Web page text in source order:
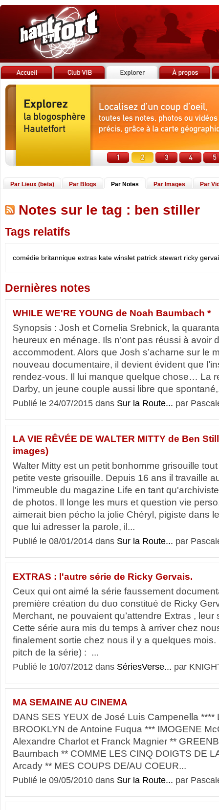
Par Lieux (beta) Par Blogs Par Notes Par Images Par
Notes sur le tag : ben stiller
Tags relatifs
comédie britannique extras kate winslet patrick stewart ricky
Dernières notes
WHILE WE'RE YOUNG de Noah Baumbach *
Synopsis : Josh et Cornelia Srebnick, la
heureux en ménage. Ils n’ont pas réussi à avoir
accommodent. Alors que Josh s’acharne sur le
nouveau documentaire, il devient évident que
rendez-vous. Il lui manque quelque chose… La
Darby, un jeune couple aussi libre que
Publié le 24/07/2015 dans Sur la Route... par
LA VIE RÊVÉE DE WALTER MITTY de Ben
images)
Walter Mitty est un petit bonhomme grisouille
petite veste grisouille. Depuis 16 ans il travaille
l'immeuble du magazine Life en tant
de photos. Il longe les murs et question vie
aimerait bien pécho la jolie Chéryl, pigiste dans
que lui adresser la parole, il...
Publié le 08/01/2014 dans Sur la Route... par
EXTRAS : l'autre série de Ricky Gervais.
Ceux qui ont aimé la série faussement
première création du duo constitué de Ricky
Merchant, ne pouvaient qu’attendre Extras ,
Cette série aura mis du temps à arriver chez
finalement sortie chez nous il y a quelques
pitch de la série) : ...
Publié le 10/07/2012 dans SériesVerse... par
MA SEMAINE AU CINEMA
DANS SES YEUX de José Luis Campenella ****
BROOKLYN de Antoine Fuqua *** IMOGENE
Alexandre Charlot et Franck Magnier **
Baumbach ** COMME LES CINQ DOIGTS DE
Arcady ** MES COUPS DE/AU COEUR...
Publié le 09/05/2010 dans Sur la Route... par